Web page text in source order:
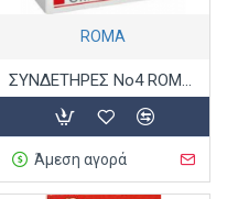
ROMA
ΣΥΝΔΕΤΗΡΕΣ Νο4 ROMA ΑΤΣΑΛΙ
Άμεση αγορά